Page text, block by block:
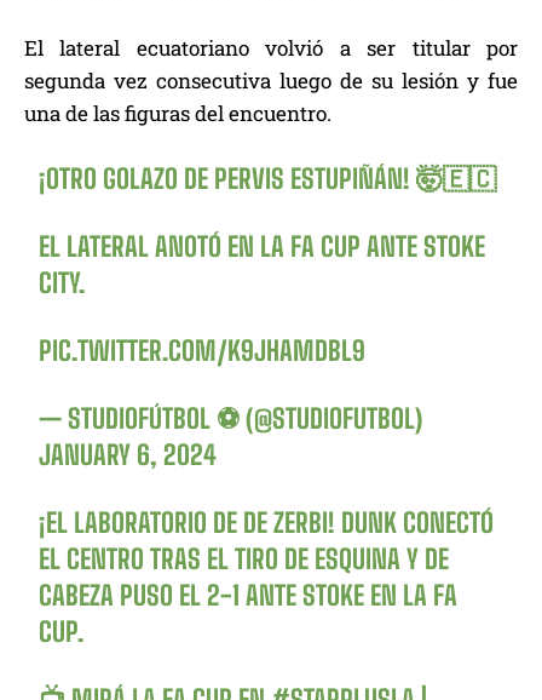
El lateral ecuatoriano volvió a ser titular por
segunda vez consecutiva luego de su lesión y fue
una de las figuras del encuentro.
¡OTRO GOLAZO DE PERVIS ESTUPIÑÁN! 🤯🇪🇨
EL LATERAL ANOTÓ EN LA FA CUP ANTE STOKE
CITY.
PIC.TWITTER.COM/K9JHAMDBL9
— STUDIOFÚTBOL ⚽ (@STUDIOFUTBOL)
JANUARY 6, 2024
¡EL LABORATORIO DE DE ZERBI! DUNK CONECTÓ
EL CENTRO TRAS EL TIRO DE ESQUINA Y DE
CABEZA PUSO EL 2-1 ANTE STOKE EN LA FA
CUP.